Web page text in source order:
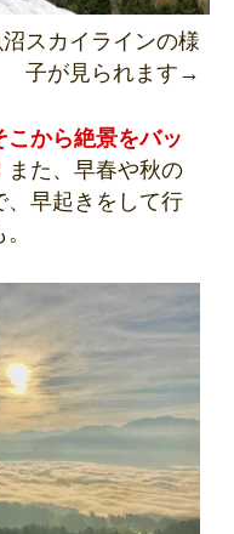
スカイラインの様
子が見られます→
から絶景をバッ
また、早春や秋の
、早起きをして行